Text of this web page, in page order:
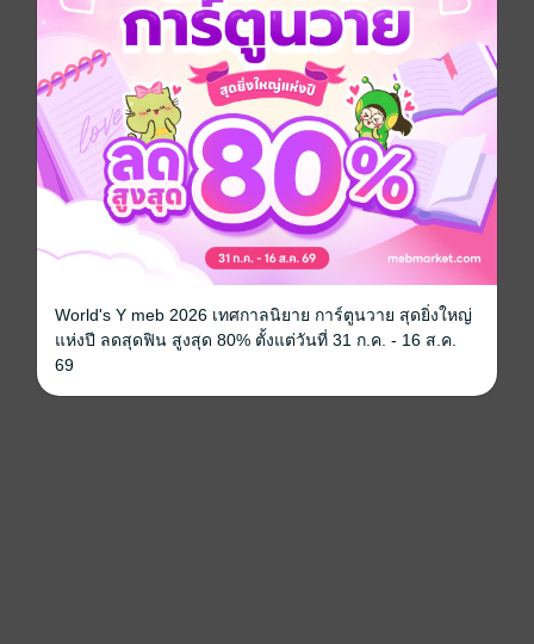
World's Y meb 2026 เทศกาลนิยาย การ์ตูนวาย สุดยิ่งใหญ่
แห่งปี ลดสุดฟิน สูงสุด 80% ตั้งแต่วันที่ 31 ก.ค. - 16 ส.ค.
69